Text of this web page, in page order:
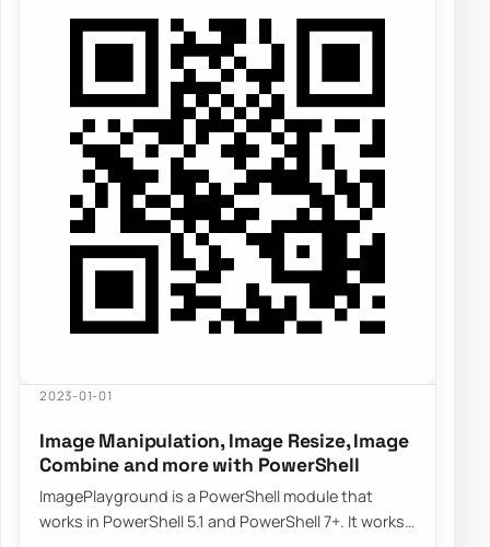
2023-01-01
Image Manipulation, Image Resize, Image
Combine and more with PowerShell
ImagePlayground is a PowerShell module that
works in PowerShell 5.1 and PowerShell 7+. It works